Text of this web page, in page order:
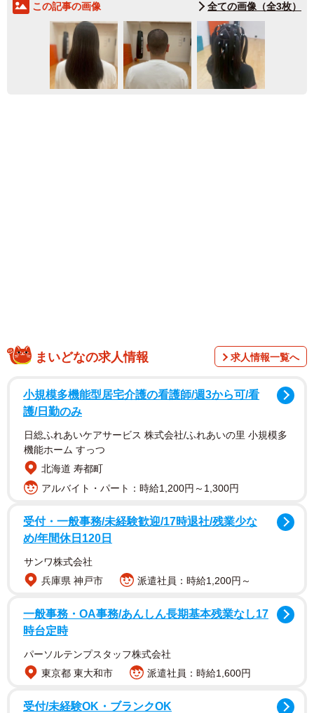
この記事の画像 全ての画像（全3枚）
まいどなの求人情報 求人情報一覧へ
小規模多機能型居宅介護の看護師/週3から可/看
護/日勤のみ
日総ふれあいケアサービス 株式会社/ふれあいの里 小規模多
機能ホーム すっつ
北海道 寿都町
アルバイト・パート：時給1,200円～1,300円
受付・一般事務/未経験歓迎/17時退社/残業少な
め/年間休日120日
サンワ株式会社
兵庫県 神戸市
派遣社員：時給1,200円～
一般事務・OA事務/あんしん長期基本残業なし17
時台定時
パーソルテンプスタッフ株式会社
東京都 東大和市
派遣社員：時給1,600円
受付/未経験OK・ブランクOK